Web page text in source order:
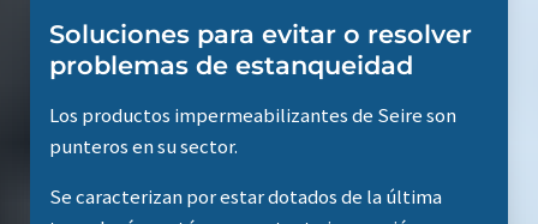
Soluciones para evitar o resolver
problemas de estanqueidad
Los productos impermeabilizantes de Seire son
punteros en su sector.
Se caracterizan por estar dotados de la última